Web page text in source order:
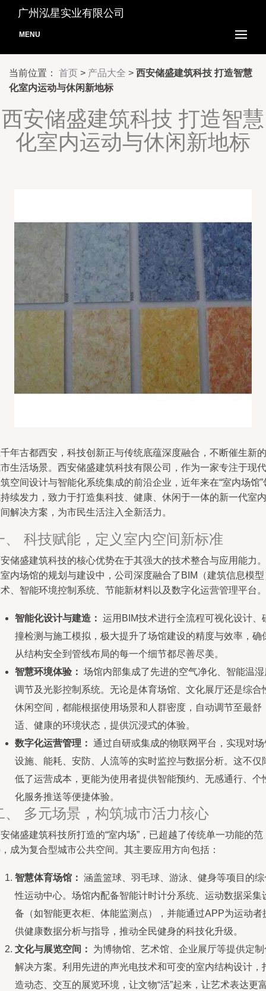
广州泓星实业有限公司
MENU
当前位置： 首页 > 产品大全 > 西安储盛建筑科技 打造智慧
化室内运动与休闲新地标
西安储盛建筑科技 打造智慧
化室内运动与休闲新地标
年古都西安，科技创新正与传统底蕴深度融合，不断催生新的
生活场景。西安储盛建筑科技有限公司，作为一家专注于现代
空间设计与智能化系统集成的前沿企业，近年来在“室内场馆”
续发力，致力于打造集科技、健康、休闲于一体的新一代室内
解决方案，为市民生活注入全新活力。
、 科技赋能，定义室内空间新标准
储盛建筑科技的核心优势在于其强大的技术整合与应用能力。
内场馆的规划与建设中，公司深度融合了BIM（建筑信息模型
、智能环境控制系统、节能新材料以及数字化运营管理平台。
智能化设计与建造： 运用BIM技术进行全流程可视化设计、
撞检测与施工模拟，极大提升了场馆建设的精度与效率，确
从结构安全到管线布局的每一个细节都尽善尽美。
智慧环境体验： 场馆内部集成了先进的空气净化、智能温湿
调节及光影控制系统。无论是体育场馆、文化展厅还是综合
休闲空间，都能根据使用场景和人群密度，自动调节至最舒
适、健康的环境状态，提供沉浸式的体验。
数字化运营管理： 通过自研或集成的物联网平台，实现对场
设施、能耗、安防、人流等的实时监控与数据分析。这不仅
低了运营成本，更能为使用者提供智能预约、无感通行、个
化服务推送等便捷体验。
、 多元场景，构筑城市活力核心
储盛建筑科技所打造的“室内场”，已超越了传统单一功能的范
成为复合型城市公共空间。其主要应用方向包括：
智慧体育场馆： 涵盖篮球、羽毛球、游泳、健身等项目的综
性运动中心。场馆内配备智能计时计分系统、运动数据采集
备（如智能更衣柜、体能监测点），并能通过APP为运动者
供健康数据分析与指导，推动全民健身的科技化升级。
文化与展览空间：
为博物馆、艺术馆、企业展厅等提供定制
解决方案。利用先进的声光电技术和可变的室内结构设计，
造动态、交互的展览环境，让文物“活”起来，让艺术表达更